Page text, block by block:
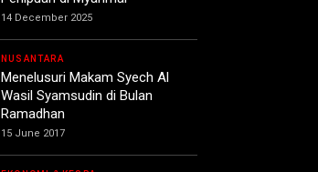
14 December 2025
NUSANTARA
Menelusuri Makam Syech Al
Wasil Syamsudin di Bulan
Ramadhan
15 June 2017